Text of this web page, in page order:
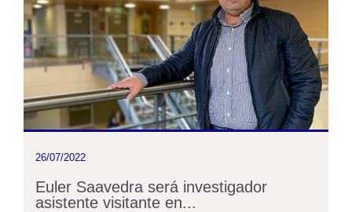
26/07/2022
Euler Saavedra será investigador
asistente visitante en...